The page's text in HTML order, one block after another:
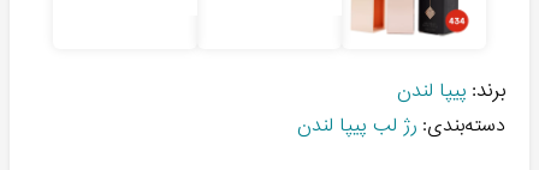
برند: پیپا لندن
دسته‌بندی: رژ لب پیپا لندن